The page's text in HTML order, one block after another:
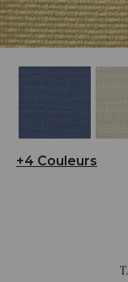
+4 Couleurs